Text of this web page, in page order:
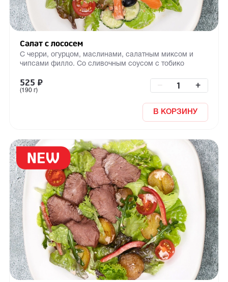
Салат с лососем
С черри, огурцом, маслинами, салатным миксом и
чипсами филло. Со сливочным соусом с тобико
525 ₽
(190 г)
+
В КОРЗИНУ